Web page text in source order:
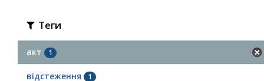
Теги
акт 1
відстеження 1